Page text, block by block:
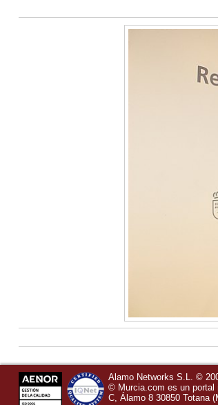
Alamo Networks S.L. ©
© Murcia.com es un portal
C, Álamo 8 30850 Totana